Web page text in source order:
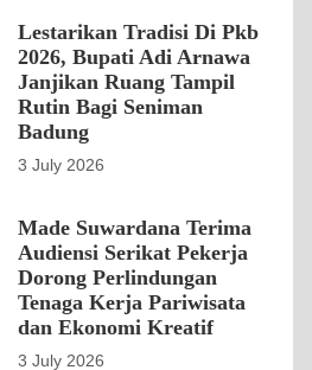
Lestarikan Tradisi Di Pkb
2026, Bupati Adi Arnawa
Janjikan Ruang Tampil
Rutin Bagi Seniman
Badung
3 July 2026
Made Suwardana Terima
Audiensi Serikat Pekerja
Dorong Perlindungan
Tenaga Kerja Pariwisata
dan Ekonomi Kreatif
3 July 2026